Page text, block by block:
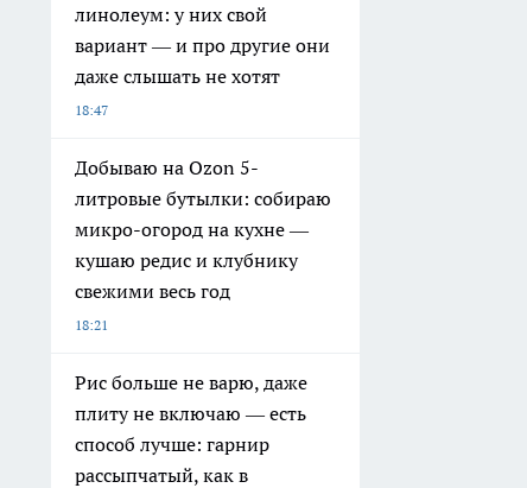
линолеум: у них свой
вариант — и про другие они
даже слышать не хотят
18:47
Добываю на Ozon 5-
литровые бутылки: собираю
микро-огород на кухне —
кушаю редис и клубнику
свежими весь год
18:21
Рис больше не варю, даже
плиту не включаю — есть
способ лучше: гарнир
рассыпчатый, как в